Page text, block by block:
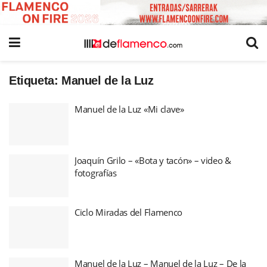
Etiqueta: Manuel de la Luz
Manuel de la Luz «Mi clave»
Joaquín Grilo – «Bota y tacón» – video &
fotografías
Ciclo Miradas del Flamenco
Manuel de la Luz – Manuel de la Luz – De la